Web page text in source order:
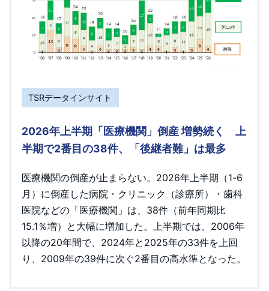
TSRデータインサイト
2026年上半期「医療機関」倒産 増勢続く 上
半期で2番目の38件、「後継者難」は最多
医療機関の倒産が止まらない。2026年上半期（1-6
月）に倒産した病院・クリニック（診療所）・歯科
医院などの「医療機関」は、38件（前年同期比
15.1％増）と大幅に増加した。上半期では、2006年
以降の20年間で、2024年と2025年の33件を上回
り、2009年の39件に次ぐ2番目の高水準となった。